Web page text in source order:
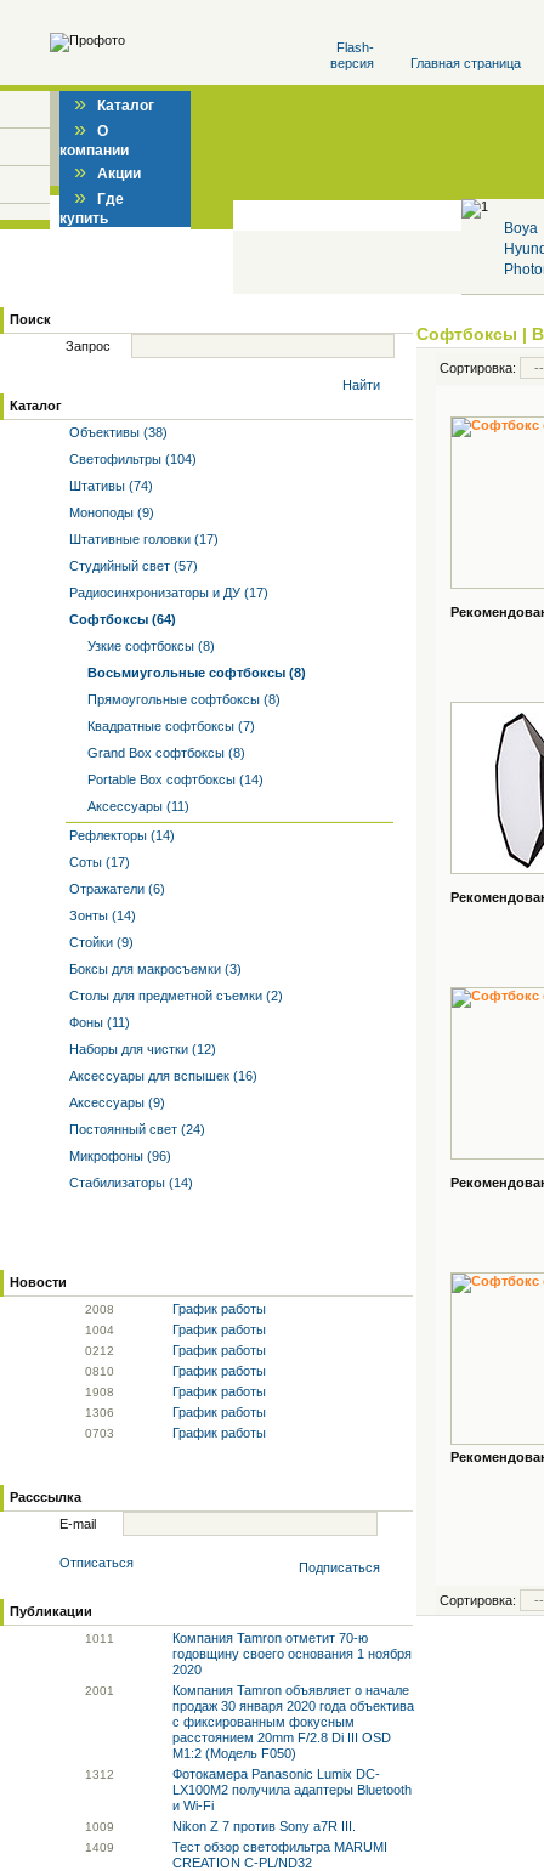
Flash-
версия
Главная страница
» Каталог
» О
компании
» Акции
» Где
купить
Boya
Поиск
Запрос
Найти
Каталог
Объективы (38)
Светофильтры (104)
Штативы (74)
Моноподы (9)
Штативные головки (17)
Студийный свет (57)
Радиосинхронизаторы и ДУ (17)
Софтбоксы (64)
Узкие софтбоксы (8)
Восьмиугольные софтбоксы (8)
Прямоугольные софтбоксы (8)
Квадратные софтбоксы (7)
Grand Box софтбоксы (8)
Portable Box софтбоксы (14)
Аксессуары (11)
Рефлекторы (14)
Соты (17)
Отражатели (6)
Зонты (14)
Стойки (9)
Боксы для макросъемки (3)
Столы для предметной съемки (2)
Фоны (11)
Наборы для чистки (12)
Аксессуары для вспышек (16)
Аксессуары (9)
Постоянный свет (24)
Микрофоны (96)
Стабилизаторы (14)
Новости
2008 График работы
1004 График работы
0212 График работы
0810 График работы
1908 График работы
1306 График работы
0703 График работы
Расссылка
E-mail
Отписаться Подписаться
Публикации
1011
Компания Tamron отметит 70-ю
годовщину своего основания 1 ноября
2020
2001
Компания Tamron объявляет о начале
продаж 30 января 2020 года объектива
с фиксированным фокусным
расстоянием 20mm F/2.8 Di III OSD
M1:2 (Модель F050)
1312
Фотокамера Panasonic Lumix DC-
LX100M2 получила адаптеры Bluetooth
и Wi-Fi
1009 Nikon Z 7 против Sony a7R III.
1409
Тест обзор светофильтра MARUMI
CREATION C-PL/ND32
Софтбоксы |
Сортировка:
Сортировка: